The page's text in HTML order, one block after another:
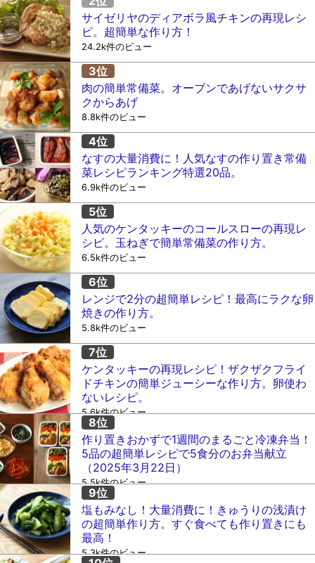
サイゼリヤのディアボラ風チキンの再現レシ
ピ。超簡単な作り方！
24.2k件のビュー
肉の簡単常備菜。オーブンであげないサクサ
クからあげ
8.8k件のビュー
なすの大量消費に！人気なすの作り置き常備
菜レシピランキング特選20品。
6.9k件のビュー
人気のケンタッキーのコールスローの再現レ
シピ。玉ねぎで簡単常備菜の作り方。
6.5k件のビュー
レンジで2分の超簡単レシピ！最高にラクな卵
焼きの作り方。
5.8k件のビュー
ケンタッキーの再現レシピ！ザクザクフライ
ドチキンの簡単ジューシーな作り方。卵使わ
ないレシピ。
5.6k件のビュー
作り置きおかずで1週間のまるごと冷凍弁当！
5品の超簡単レシピで5食分のお弁当献立
（2025年3月22日）
5.5k件のビュー
塩もみなし！大量消費に！きゅうりの浅漬け
の超簡単作り方。すぐ食べても作り置きにも
最高！
5.3k件のビュー